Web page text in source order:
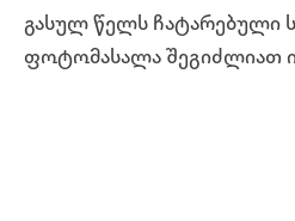
გასულ წელს ჩატარებული
ფოტომასალა შეგიძლიათ